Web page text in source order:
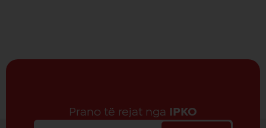
Prano të rejat nga IPKO